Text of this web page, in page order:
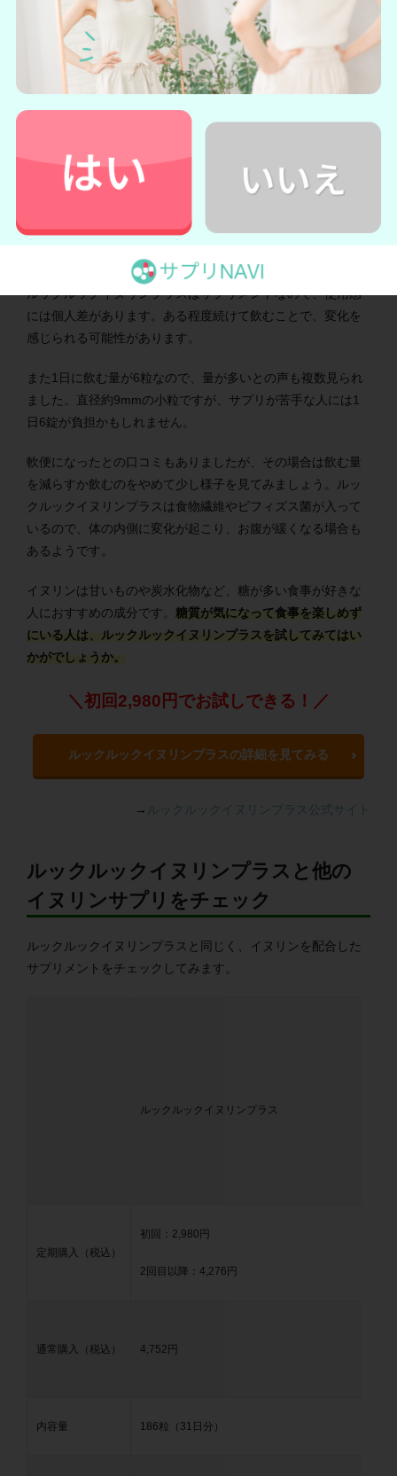
変化がない
量が多くて飲みづらい
した。また、食後の倦怠感が減ったように思えるとの口コミ
もあります。
一方、悪い口コミには「変化がない」「量が多くて飲みづら
ルックルックイヌリンプラスはサプリメントなので、使用感
には個人差があります。ある程度続けて飲むことで、変化を
感じられる可能性があります。
また1日に飲む量が6粒なので、量が多いとの声も複数見られ
ました。直径約9mmの小粒ですが、サプリが苦手な人には1
日6錠が負担かもしれません。
軟便になったとの口コミもありましたが、その場合は飲む量
を減らすか飲むのをやめて少し様子を見てみましょう。ルッ
クルックイヌリンプラスは食物繊維やビフィズス菌が入って
いるので、体の内側に変化が起こり、お腹が緩くなる場合も
あるようです。
イヌリンは甘いものや炭水化物など、糖が多い食事が好きな
人におすすめの成分です。 糖質が気になって食事を楽しめず
にいる人は、ルックルックイヌリンプラスを試してみてはい
かがでしょうか。
＼初回2,980円でお試しできる！／
ルックルックイヌリンプラスの詳細を見てみる
→ ルックルックイヌリンプラス公式サイト
ルックルックイヌリンプラスと他の
イヌリンサプリをチェック
ルックルックイヌリンプラスと同じく、イヌリンを配合した
サプリメントをチェックしてみます。
ルックルックイヌリンプラス
定期購入（税込）
初回：2,980円
2回目以降：4,276円
通常購入（税込） 4,752円
内容量 186粒（31日分）